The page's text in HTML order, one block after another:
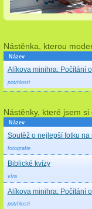
Nástěnka, kterou
Název
potrhlosti
Alíkova minihra: Počítání
Nástěnky, které jsem si
Název
fotografie
Soutěž o nejlepší fotku na
víra
Biblické kvízy
potrhlosti
Alíkova minihra: Počítání